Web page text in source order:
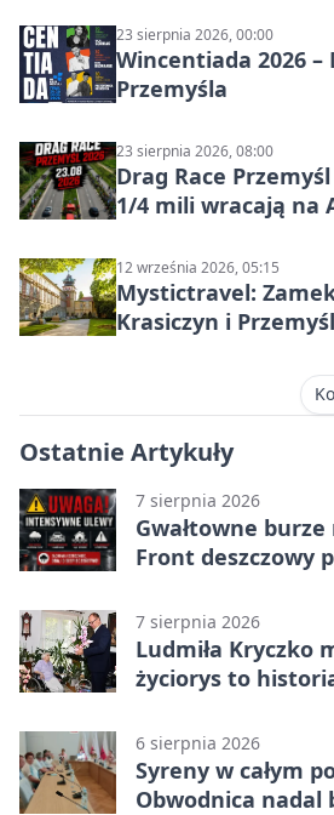
23 sierpnia 2026, 00:00
Wincentiada 2026 –
Przemyśla
23 sierpnia 2026, 08:00
Drag Race
1/4 mili wracają na
12 września 2026, 05:15
Mystictravel:
Krasiczyn i
Ostatnie Artykuły
7 sierpnia 2026
Gwałtowne
Front deszczowy
7 sierpnia 2026
Ludmiła Kryczko
życiorys to
6 sierpnia 2026
Syreny w całym
Obwodnica nadal